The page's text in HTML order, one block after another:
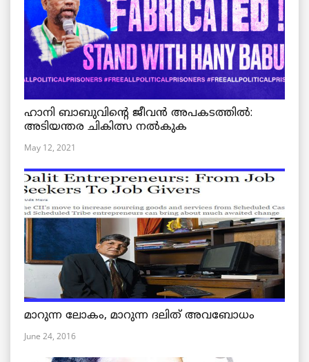
ഹാനി ബാബുവിന്റെ ജീവൻ അപകടത്തിൽ:
അടിയന്തര ചികിത്സ നൽകുക
May 12, 2021
മാറുന്ന ലോകം, മാറുന്ന ദലിത് അവബോധം
June 24, 2016